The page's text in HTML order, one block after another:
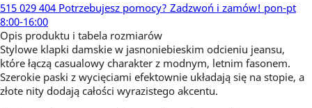
515 029 404 Potrzebujesz pomocy? Zadzwoń i zamów! pon-pt
8:00-16:00
Opis produktu i tabela rozmiarów
Stylowe klapki damskie w jasnoniebieskim odcieniu jeansu,
które łączą casualowy charakter z modnym, letnim fasonem.
Szerokie paski z wycięciami efektownie układają się na stopie, a
złote nity dodają całości wyrazistego akcentu.